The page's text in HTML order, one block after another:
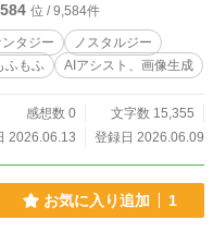
位 / 9,584件
タジー
ノスタルジー
ふもふ AIアシスト、画像生成
感想数 0
文字数 15,355
2026.06.13
登録日 2026.06.09
お気に入り追加 1